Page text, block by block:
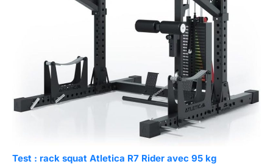
Test : rack squat Atletica R7 Rider avec 95 kg